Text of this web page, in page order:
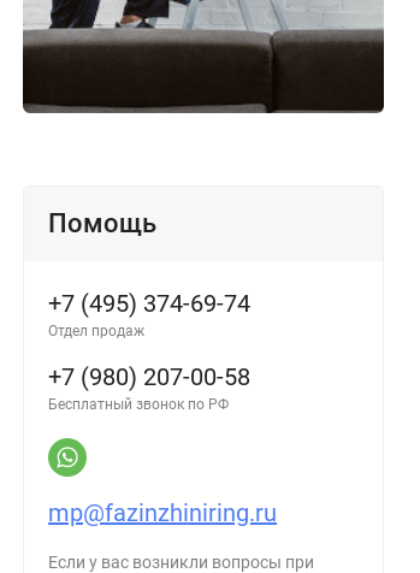
В наличии
Купить в 1 клик
Помощь
+7 (495) 374-69-74
Отдел продаж
+7 (980) 207-00-58
Бесплатный звонок по РФ
mp@fazinzhiniring.ru
Если у вас возникли вопросы при